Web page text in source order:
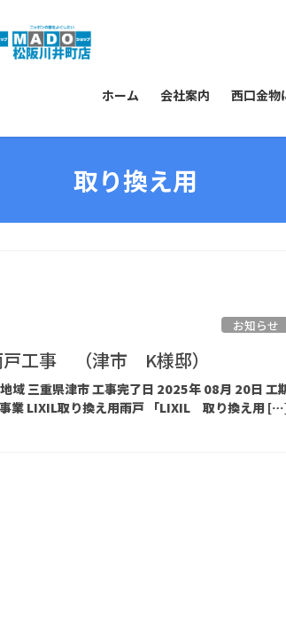
ホーム 会社案内 西口金物
取り換え用
お知らせ
戸工事 （津市 K様邸）
域 三重県津市 工事完了日 2025年 08月 20日 工
業 LIXIL取り換え用雨戸 「LIXIL 取り換え用